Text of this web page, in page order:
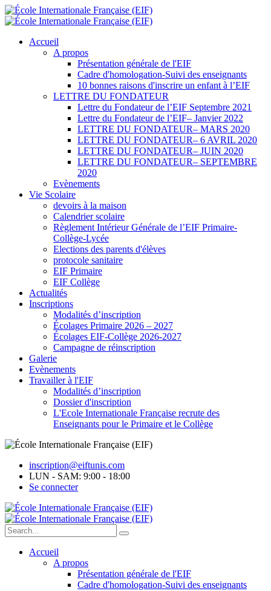
Accueil
A propos
Présentation générale de l'EIF
Cadre d'homologation-Suivi des enseignants
10 bonnes raisons d'inscrire un enfant à l’EIF
LETTRE DU FONDATEUR
Lettre du Fondateur de l’EIF Septembre 2021
Lettre du Fondateur de l’EIF– Janvier 2022
LETTRE DU FONDATEUR– MARS 2020
LETTRE DU FONDATEUR– 6 AVRIL 2020
LETTRE DU FONDATEUR– JUIN 2020
LETTRE DU FONDATEUR– SEPTEMBRE
2020
Evènements
Vie Scolaire
devoirs à la maison
Calendrier scolaire
Règlement Intérieur Générale de l’EIF Primaire-
Collège-Lycée
Elections des parents d'élèves
protocole sanitaire
EIF Primaire
EIF Collège
Actualités
Inscriptions
Modalités d’inscription
Écolages Primaire 2026 – 2027
Écolages EIF-Collège 2026-2027
Campagne de réinscription
Galerie
Evènements
Travailler à l'EIF
Modalités d’inscription
Dossier d'inscription
L'Ecole Internationale Française recrute des
Enseignants pour le Primaire et le Collège
inscription@eiftunis.com
LUN - SAM: 9:00 - 18:00
Se connecter
Accueil
A propos
Présentation générale de l'EIF
Cadre d'homologation-Suivi des enseignants